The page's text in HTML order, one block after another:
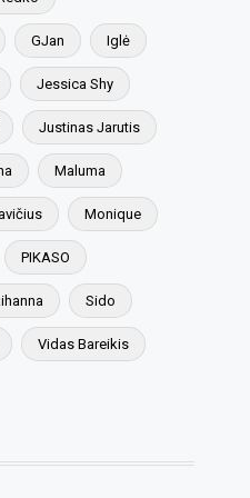
GJan Iglė
Jessica Shy
Justinas Jarutis
Maluma
Monique
PIKASO
Sido
Vidas Bareikis